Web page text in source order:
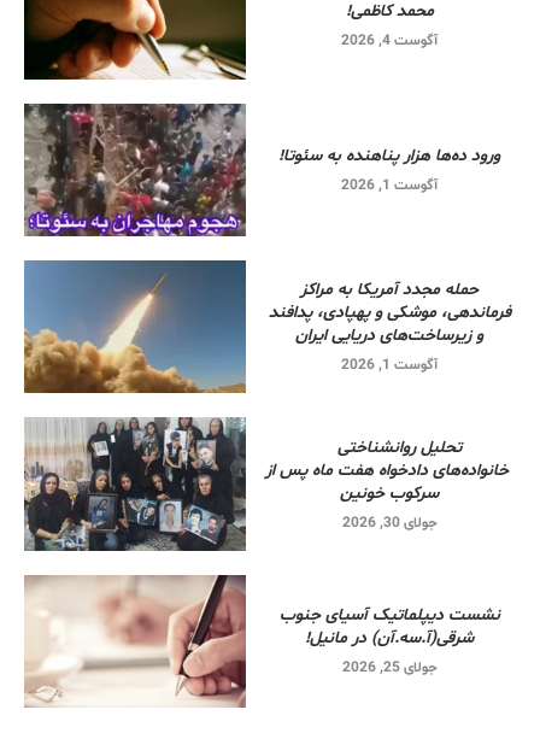
محمد کاظمی!
آگوست 4, 2026
ورود ده‌ها هزار پناهنده به سئوتا!
آگوست 1, 2026
حمله مجدد آمریکا به مراکز
فرماندهی، موشکی و پهپادی، پدافند
و زیرساخت‌های دریایی ایران
آگوست 1, 2026
تحلیل روانشناختی
خانواده‌های دادخواه هفت ماه پس از
سرکوب خونین
جولای 30, 2026
نشست دیپلماتیک آسیای جنوب
شرقی‌(آ.سه.آن) در مانیل!
جولای 25, 2026